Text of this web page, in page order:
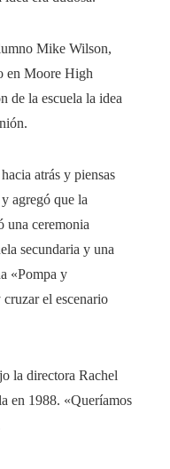
Mike Wilson,
en Moore High
de la escuela la idea
atrás y piensas
agregó que la
una ceremonia
secundaria y una
«Pompa y
el escenario
la directora Rachel
en 1988. «Queríamos